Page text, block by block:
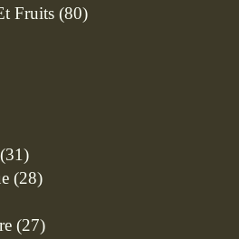
Fruits (80)
(31)
(28)
(27)